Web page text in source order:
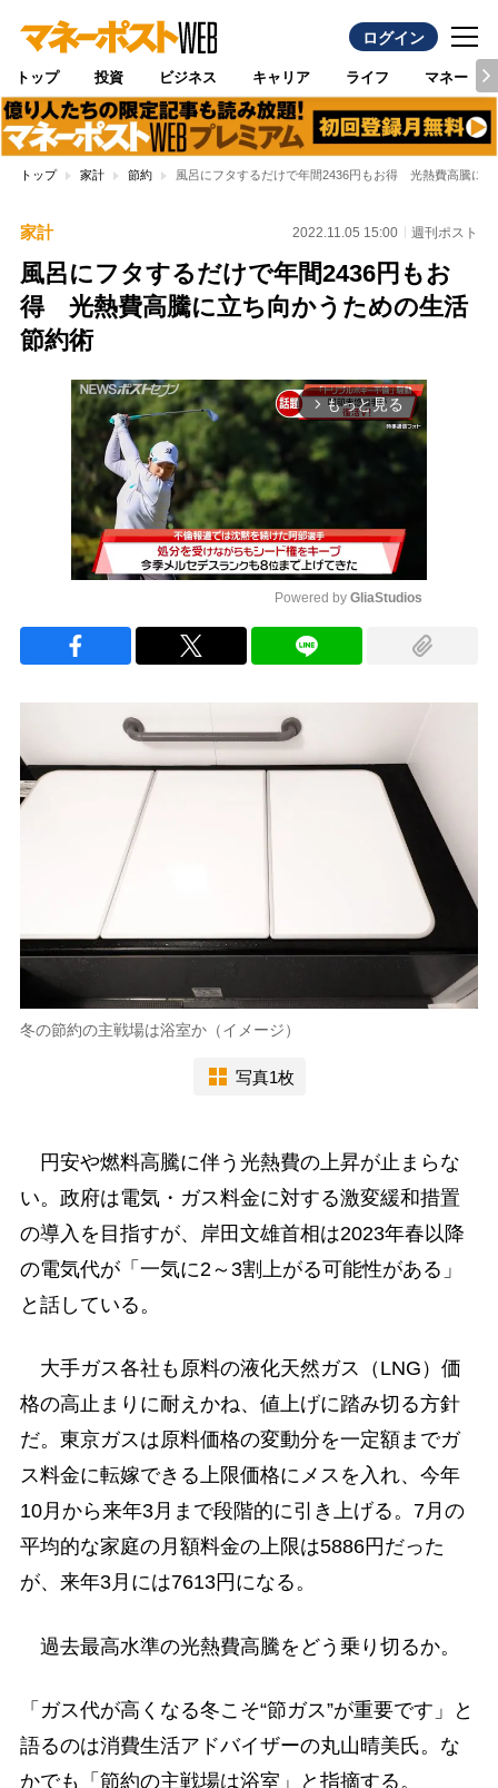
ログイン
トップ 投資 ビジネス キャリア ライフ マネー
トップ 家計 節約 風呂にフタするだけで年間2436円もお得 光熱費高騰に
家計 2022.11.05 15:00 週刊ポスト
風呂にフタするだけで年間2436円もお
得 光熱費高騰に立ち向かうための生活
節約術
arrow_forward_ios もっと見る
Powered by GliaStudios
冬の節約の主戦場は浴室か（イメージ）
写真1枚
円安や燃料高騰に伴う光熱費の上昇が止まらな
い。政府は電気・ガス料金に対する激変緩和措置
の導入を目指すが、岸田文雄首相は2023年春以降
の電気代が「一気に2～3割上がる可能性がある」
と話している。
大手ガス各社も原料の液化天然ガス（LNG）価
格の高止まりに耐えかね、値上げに踏み切る方針
だ。東京ガスは原料価格の変動分を一定額までガ
ス料金に転嫁できる上限価格にメスを入れ、今年
10月から来年3月まで段階的に引き上げる。7月の
平均的な家庭の月額料金の上限は5886円だった
が、来年3月には7613円になる。
過去最高水準の光熱費高騰をどう乗り切るか。
「ガス代が高くなる冬こそ“節ガス”が重要です」と
語るのは消費生活アドバイザーの丸山晴美氏。な
かでも「節約の主戦場は浴室」と指摘する。